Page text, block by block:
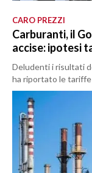
CARO PREZZI
Carburanti, il
accise: ipotesi
Deludenti i risultati
ha riportato le